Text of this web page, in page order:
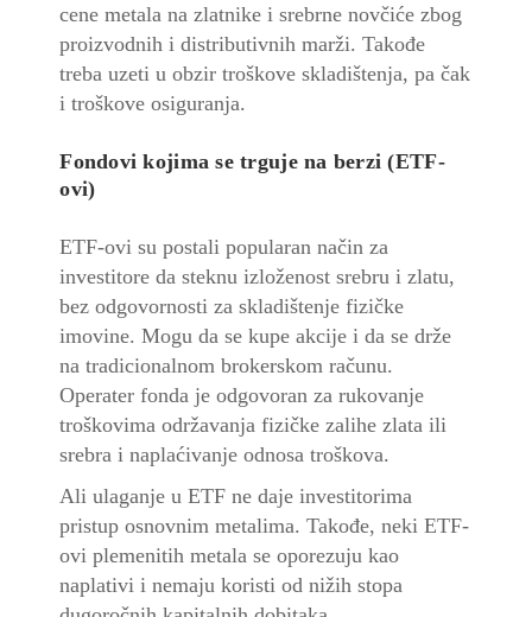
cene metala na zlatnike i srebrne novčiće zbog
proizvodnih i distributivnih marži. Takođe
treba uzeti u obzir troškove skladištenja, pa čak
i troškove osiguranja.
Fondovi kojima se trguje na berzi (ETF-
ovi)
ETF-ovi su postali popularan način za
investitore da steknu izloženost srebru i zlatu,
bez odgovornosti za skladištenje fizičke
imovine. Mogu da se kupe akcije i da se drže
na tradicionalnom brokerskom računu.
Operater fonda je odgovoran za rukovanje
troškovima održavanja fizičke zalihe zlata ili
srebra i naplaćivanje odnosa troškova.
Ali ulaganje u ETF ne daje investitorima
pristup osnovnim metalima. Takođe, neki ETF-
ovi plemenitih metala se oporezuju kao
naplativi i nemaju koristi od nižih stopa